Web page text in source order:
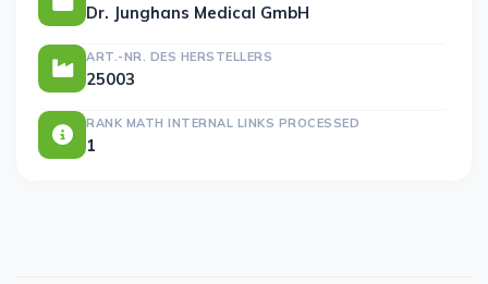
Dr. Junghans Medical GmbH
ART.-NR. DES HERSTELLERS
25003
RANK MATH INTERNAL LINKS PROCESSED
1